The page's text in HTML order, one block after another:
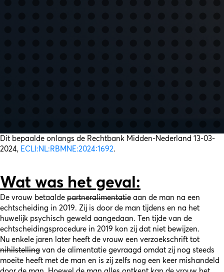
Dit bepaalde onlangs de Rechtbank Midden-Nederland 13-03-
2024, ECLI:NL:RBMNE:2024:1692.
Wat was het geval:
De vrouw betaalde partneralimentatie aan de man na een
echtscheiding in 2019. Zij is door de man tijdens en na het
huwelijk psychisch geweld aangedaan. Ten tijde van de
echtscheidingsprocedure in 2019 kon zij dat niet bewijzen.
Nu enkele jaren later heeft de vrouw een verzoekschrift tot
nihilstelling van de alimentatie gevraagd omdat zij nog steeds
moeite heeft met de man en is zij zelfs nog een keer mishandeld